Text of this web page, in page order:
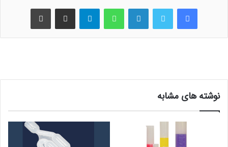
فیس بوک لینکدین واتس آپ اشتراک گذاری از طریق ایمیل
نوشته های مشابه